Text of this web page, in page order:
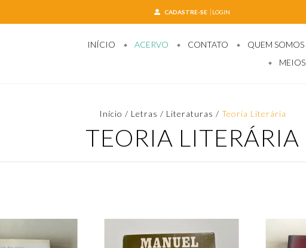
CADASTRE-SE LOGIN
INÍCIO ACERVO CONTATO QUEM SOMOS
Início / Letras / Literaturas / Teoria Literária
TEORIA LITERÁRIA